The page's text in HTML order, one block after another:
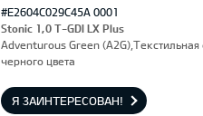
#E2604C029C45A 0001
Stonic 1,0 T-GDI LX Plus
Adventurous Green
черного цвета
Я ЗАИНТЕРЕСОВАН!